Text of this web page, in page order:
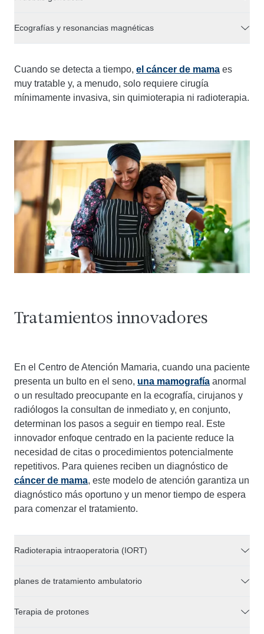
Ecografías y resonancias magnéticas
Cuando se detecta a tiempo, el cáncer de mama es
muy tratable y, a menudo, solo requiere cirugía
mínimamente invasiva, sin quimioterapia ni radioterapia.
Tratamientos innovadores
En el Centro de Atención Mamaria, cuando una paciente
presenta un bulto en el seno, una mamografía anormal
o un resultado preocupante en la ecografía, cirujanos y
radiólogos la consultan de inmediato y, en conjunto,
determinan los pasos a seguir en tiempo real. Este
innovador enfoque centrado en la paciente reduce la
necesidad de citas o procedimientos potencialmente
repetitivos. Para quienes reciben un diagnóstico de
cáncer de mama, este modelo de atención garantiza un
diagnóstico más oportuno y un menor tiempo de espera
para comenzar el tratamiento.
Radioterapia intraoperatoria (IORT)
planes de tratamiento ambulatorio
Terapia de protones